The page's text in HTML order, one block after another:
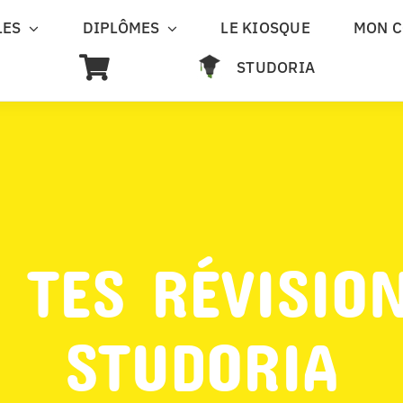
DIPLÔMES LE KIOSQUE
MON
STUDORIA
TES
STUDORIA